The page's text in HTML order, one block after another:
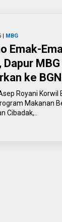
| MBG
Emak-
Dapur
ke
Royani Korwil
Makanan
Cibadak,..